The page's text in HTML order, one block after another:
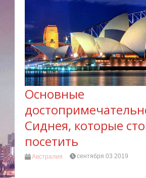
Основные
Сиднея, которые
посетить
Австралия сентября 03 2019